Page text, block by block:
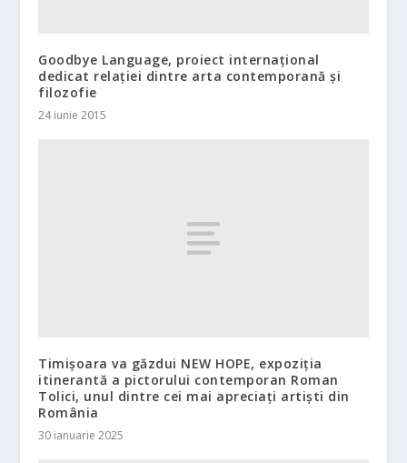
Goodbye Language, proiect internaţional
dedicat relaţiei dintre arta contemporană şi
filozofie
24 iunie 2015
Timișoara va găzdui NEW HOPE, expoziția
itinerantă a pictorului contemporan Roman
Tolici, unul dintre cei mai apreciați artiști din
România
30 ianuarie 2025